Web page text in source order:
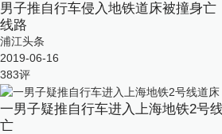
男子推自行车侵入地铁道床被撞身亡
线路
浦江头条
2019-06-16
383评
一男子疑推自行车进入上海地铁2号
亡